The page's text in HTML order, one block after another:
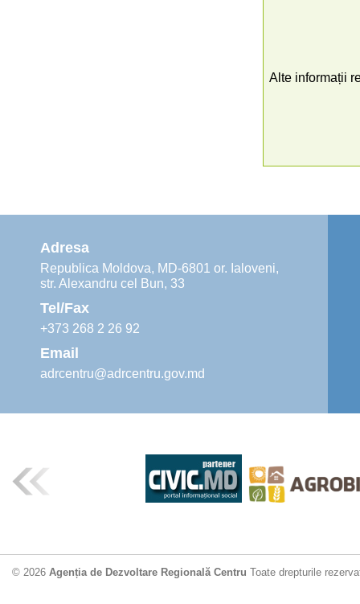
Alte informații
Adresa
Republica Moldova, MD-6801 or. Ialoveni,
str. Alexandru cel Bun, 33
Tel/Fax
+373 268 2 26 92
Email
adrcentru@adrcentru.gov.md
© 2026 Agenția de Dezvoltare Regională Centru Toate drepturile